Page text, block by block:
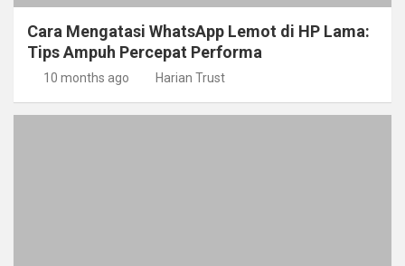
Cara Mengatasi WhatsApp Lemot di HP Lama:
Tips Ampuh Percepat Performa
10 months ago Harian Trust